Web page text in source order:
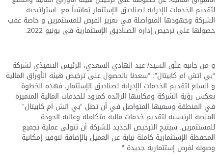
لتقديم الخدمات الإدراية لصناديق الإستثمار تماشياً مع استراتيجية
الشركة وجهودها المتواصلة في تعزيز الفرص للمستثمرين و خاصة عقب
حصولها على ترخيص إدارة الصناديق الإستثمارية فى يونيو 2022.
و من جانبه علَق السيد/ عبد الهادي السعدي، الرئيس التنفيذي لشركة
“بي اتش ام كابيتال”: “سعدنا بالحصول على ترخيص هيئة الأوراق المالية
و السلع لتقديم الخدمات الإدراية لصناديق الإستثمار، فهذه الخطوة
تعكس رؤية الشركة ومكانتها الرائدة كمزود للخدمات المالية المتميزة
في المنطقة وسعيها المتواصل في أن تظل “بي اتش ام كابيتال”
المنصة الرئيسية لتقديم خدمات مالية متكاملة وعالية الجودة
للمستثمرين. سيتيح الترخيص الجديد للشركة أن تتولى عملية تجميع
المحفظة الإستثمارية كاملة نيابة عن العميل بالإضافة لتوفير إمكانية
وصوله لفرص إستثمارية جديدة “